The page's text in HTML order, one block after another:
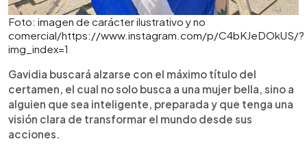
Foto: imagen de carácter ilustrativo y no
comercial/https://www.instagram.com/p/C4bKJeDOkUS/?
img_index=1
Gavidia buscará alzarse con el máximo título del
certamen, el cual no solo busca a una mujer bella, sino a
alguien que sea inteligente, preparada y que tenga una
visión clara de transformar el mundo desde sus
acciones.